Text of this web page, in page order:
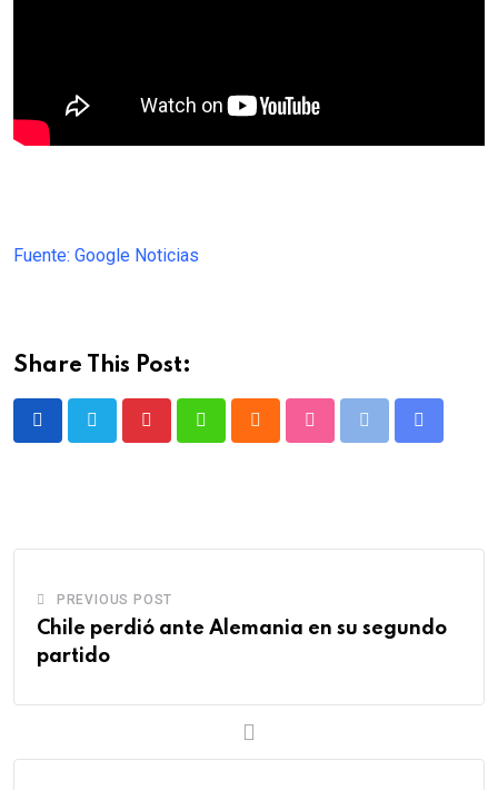
Fuente: Google Noticias
Share This Post:
PREVIOUS POST
Chile perdió ante Alemania en su segundo
partido